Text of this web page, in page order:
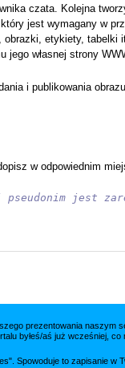
prezentowania
byłeś/aś już wcześniej,
Spowoduje to zapisanie w
czata. Kolejna
jest wymagany w
etykiety,
jego własnej strony
i publikowania
w odpowiednim
jest